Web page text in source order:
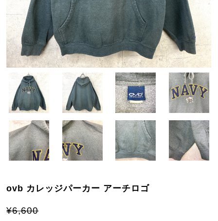
ovb カレッジパーカー アーチロゴ
¥6,600